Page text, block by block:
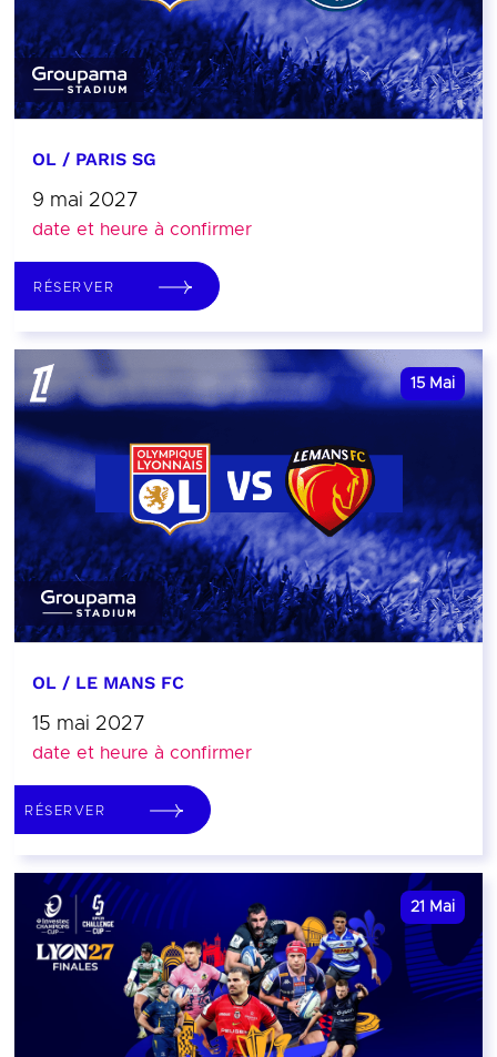
OL / PARIS SG
9 mai 2027
date et heure à confirmer
RÉSERVER
15 Mai
OL / LE MANS FC
15 mai 2027
date et heure à confirmer
RÉSERVER
21 Mai